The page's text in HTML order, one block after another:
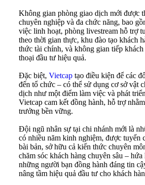
Không gian phòng giao dịch mới được
chuyên nghiệp và đa chức năng, bao
việc linh hoạt, phòng livestream hỗ trợ
theo thời gian thực, khu đào tạo khách
thức tài chính, và không gian tiếp
thoại đầu tư hiệu quả.
Đặc biệt, Vietcap tạo điều kiện để các
đến tổ chức – có thể sử dụng cơ sở vật
dịch như một điểm làm việc và phát
Vietcap cam kết đồng hành, hỗ trợ
trưởng bền vững.
Đội ngũ nhân sự tại chi nhánh mới là
có nhiều năm kinh nghiệm, được tuyển
bài bản, sở hữu cả kiến thức chuyên
chăm sóc khách hàng chuyên sâu – hứa
những người bạn đồng hành đáng tin
nâng tầm hiệu quả đầu tư cho khách